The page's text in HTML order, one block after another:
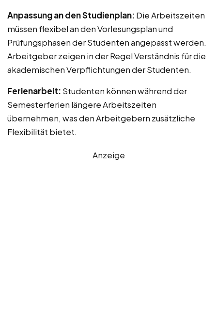
Anpassung an den Studienplan: Die Arbeitszeiten
müssen flexibel an den Vorlesungsplan und
Prüfungsphasen der Studenten angepasst werden.
Arbeitgeber zeigen in der Regel Verständnis für die
akademischen Verpflichtungen der Studenten.
Ferienarbeit: Studenten können während der
Semesterferien längere Arbeitszeiten
übernehmen, was den Arbeitgebern zusätzliche
Flexibilität bietet.
Anzeige